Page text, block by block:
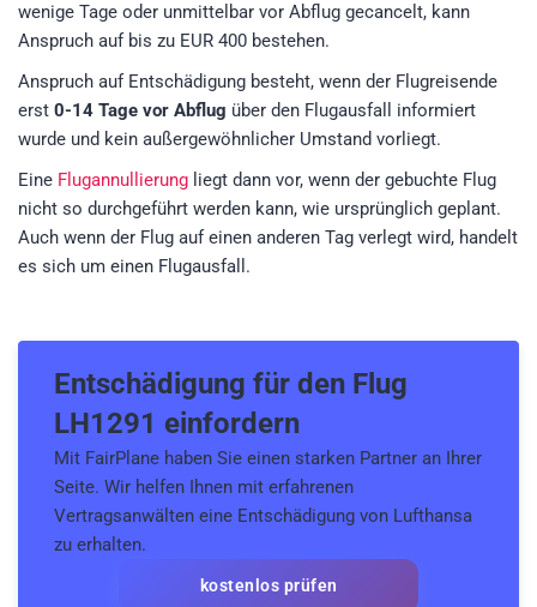
wenige Tage oder unmittelbar vor Abflug gecancelt, kann
Anspruch auf bis zu EUR 400 bestehen.
Anspruch auf Entschädigung besteht, wenn der Flugreisende
erst 0-14 Tage vor Abflug über den Flugausfall informiert
wurde und kein außergewöhnlicher Umstand vorliegt.
Eine Flugannullierung liegt dann vor, wenn der gebuchte Flug
nicht so durchgeführt werden kann, wie ursprünglich geplant.
Auch wenn der Flug auf einen anderen Tag verlegt wird, handelt
es sich um einen Flugausfall.
Entschädigung für den Flug
LH1291 einfordern
Mit FairPlane haben Sie einen starken Partner an Ihrer
Seite. Wir helfen Ihnen mit erfahrenen
Vertragsanwälten eine Entschädigung von Lufthansa
zu erhalten.
kostenlos prüfen